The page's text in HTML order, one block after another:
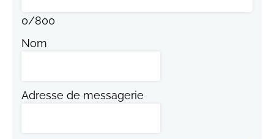
0/800
Nom
Adresse de messagerie